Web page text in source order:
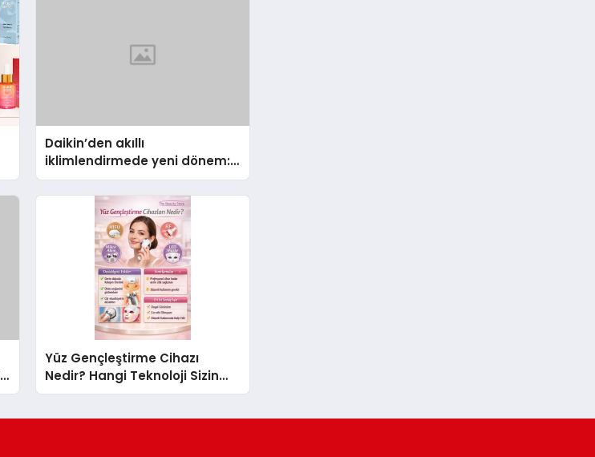
Daikin’den akıllı
iklimlendirmede yeni dönem:
Madoka Plus Türkiye’de
Yüz Gençleştirme Cihazı
Nedir? Hangi Teknoloji Sizin
İçin Daha Uygun?